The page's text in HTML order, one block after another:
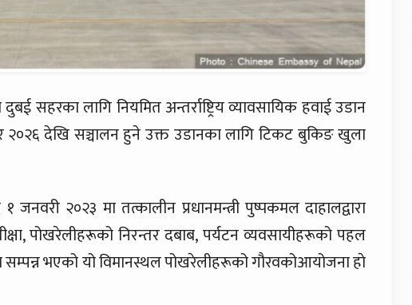
सहरका लागि नियमित अन्तर्राष्ट्रिय व्यावसायिक हवाई उडान
२०२६ देखि सञ्चालन हुने उक्त उडानका लागि टिकट बुकिङ खुला
जनवरी २०२३ मा तत्कालीन प्रधानमन्त्री पुष्पकमल दाहालद्वारा
पोखरेलीहरूको निरन्तर दबाब, पर्यटन व्यवसायीहरूको पहल
सम्पन्न भएको यो विमानस्थल पोखरेलीहरूको गौरवकोआयोजना हाे